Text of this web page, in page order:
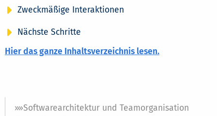
Zweckmäßige Interaktionen
Nächste Schritte
Hier das ganze Inhaltsverzeichnis lesen.
»»Softwarearchitektur und Teamorganisation